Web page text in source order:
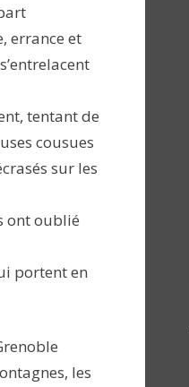
errance et
tentant de
cousues
sur les
ont oublié
portent en
les